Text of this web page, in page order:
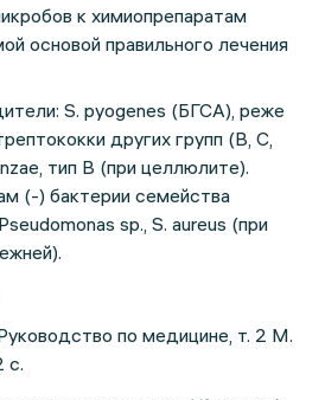
к химиопрепаратам
основой правильного лечения
S. pyogenes (БГСА), реже
других групп (B, C,
тип B (при целлюлите).
(-) бактерии семейства
sp., S. aureus (при
по медицине, т. 2 М.
с.